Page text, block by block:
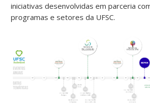
iniciativas desenvolvidas em parceria
programas e setores da UFSC.